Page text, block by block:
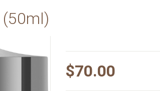
(50ml)
$70.00